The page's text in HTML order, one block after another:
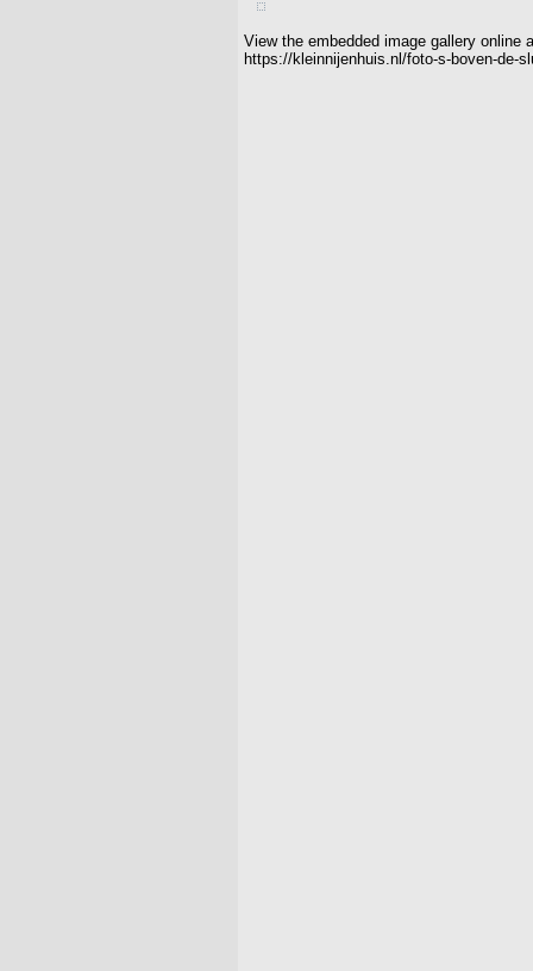
View the embedded image gallery online
https://kleinnijenhuis.nl/foto-s-boven-de-